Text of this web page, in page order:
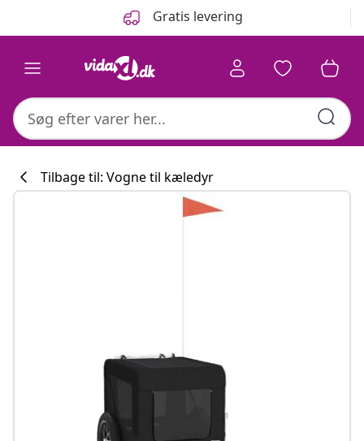
Gratis levering
Tilbage til: Vogne til kæledyr